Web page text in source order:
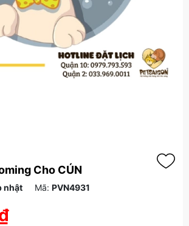
Cho CÚN
nhật Mã: PVN4931